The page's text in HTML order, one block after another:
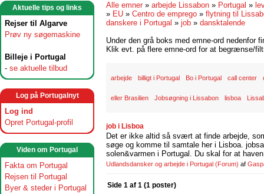
Aktuelle tips og links
Rejser til Algarve
Prøv ny søgemaskine
Billeje i Portugal
- se aktuelle tilbud
Log på Portugalnyt
Log ind
Opret Portugal-profil
Viden om Portugal
Fakta om Portugal
Rejsen til Portugal
Byer & steder i Portugal
Alle emner » arbejde Lissabon » Portugal »
» EU » Centro de emprego » flytning til
danskere i Portugal » job » dansktalende
Under den grå boks med emne-ord nedenfor
Klik evt. på flere emne-ord for at begrænse/
arbejde billigt i Portugal Bo i Portugal call center
eller Brasilien Jobsøgning i Lissabon lisboa
job i Lisboa
Det er ikke altid så svært at finde arbejde,
søge og komme til samtale her i Lisboa.
solen&varmen i Portugal. Du skal for at
Udlandsdansker og arbejde i Portugal (Forum) af
Side 1 af 1 (1 poster)